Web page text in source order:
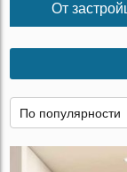
От
По популярности